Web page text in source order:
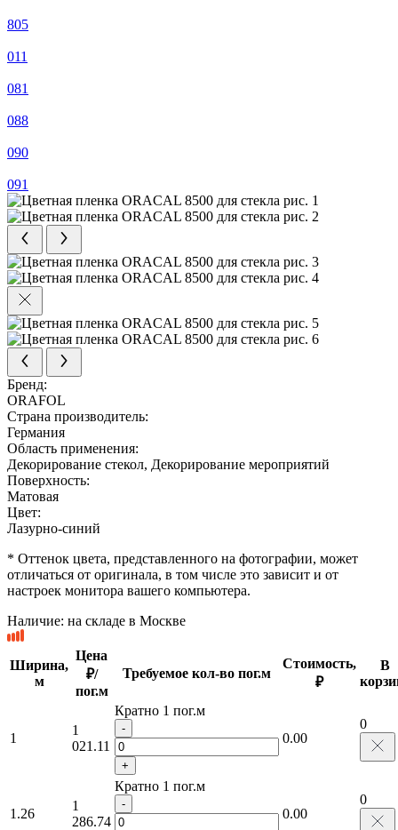
805
011
081
088
090
091
Бренд:
ORAFOL
Страна производитель:
Германия
Область применения:
Декорирование стекол, Декорирование мероприятий
Поверхность:
Матовая
Цвет:
Лазурно-синий
* Оттенок цвета, представленного на фотографии, может
отличаться от оригинала, в том числе это зависит и от
настроек монитора вашего компьютера.
Наличие: на складе в Москве
Ширина,
м
Цена
₽/
пог.м
Требуемое кол-во пог.м
Стоимость,
₽
В
1
1
021.11
Кратно 1 пог.м
-
+
0.00
0
1.26
1
286.74
Кратно 1 пог.м
-
0.00
0